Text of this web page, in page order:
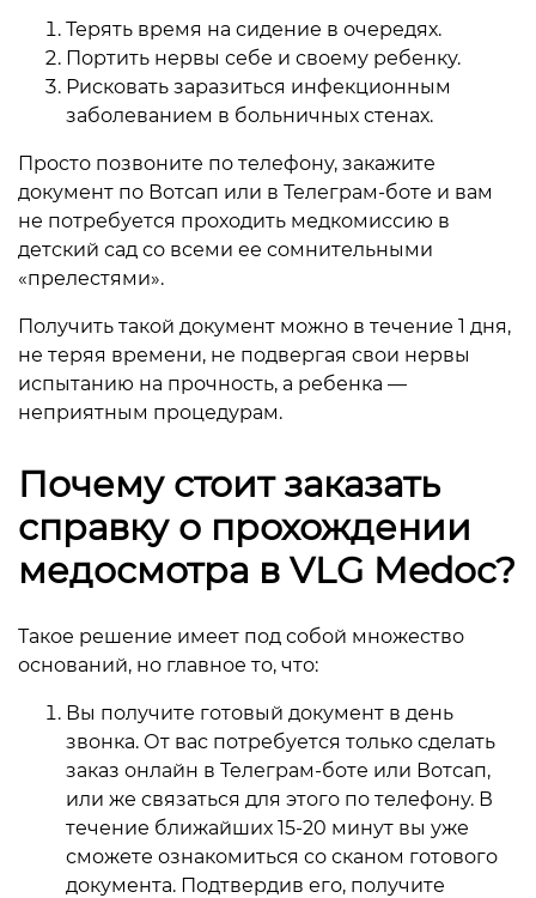
Терять время на сидение в очередях.
Портить нервы себе и своему ребенку.
Рисковать заразиться инфекционным
заболеванием в больничных стенах.
Просто позвоните по телефону, закажите
документ по Вотсап или в Телеграм-боте и вам
не потребуется проходить медкомиссию в
детский сад со всеми ее сомнительными
«прелестями».
Получить такой документ можно в течение 1 дня,
не теряя времени, не подвергая свои нервы
испытанию на прочность, а ребенка —
неприятным процедурам.
Почему стоит заказать
справку о прохождении
медосмотра в VLG Medoc?
Такое решение имеет под собой множество
оснований, но главное то, что:
Вы получите готовый документ в день
звонка. От вас потребуется только сделать
заказ онлайн в Телеграм-боте или Вотсап,
или же связаться для этого по телефону. В
течение ближайших 15-20 минут вы уже
сможете ознакомиться со сканом готового
документа. Подтвердив его, получите